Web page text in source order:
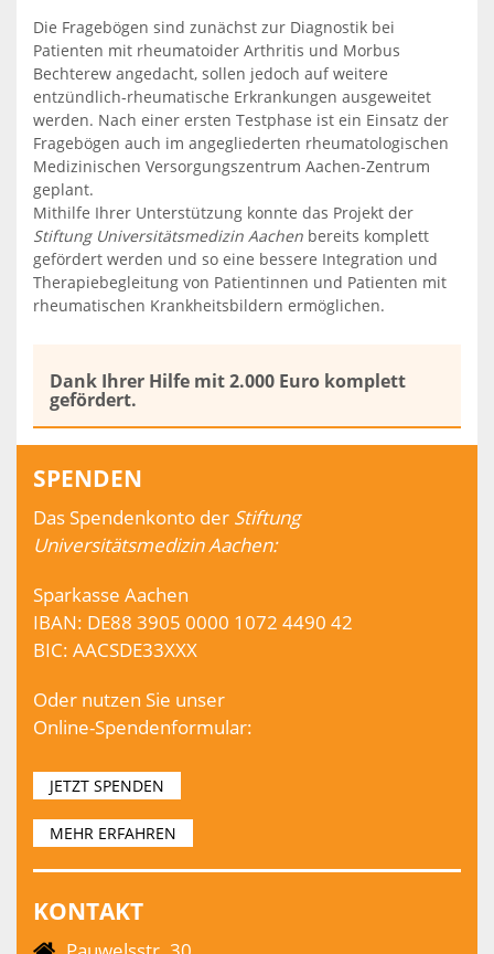
Die Fragebögen sind zunächst zur Diagnostik bei
Patienten mit rheumatoider Arthritis und Morbus
Bechterew angedacht, sollen jedoch auf weitere
entzündlich-rheumatische Erkrankungen ausgeweitet
werden. Nach einer ersten Testphase ist ein Einsatz der
Fragebögen auch im angegliederten rheumatologischen
Medizinischen Versorgungszentrum Aachen-Zentrum
geplant.
Mithilfe Ihrer Unterstützung konnte das Projekt der
Stiftung Universitätsmedizin Aachen bereits komplett
gefördert werden und so eine bessere Integration und
Therapiebegleitung von Patientinnen und Patienten mit
rheumatischen Krankheitsbildern ermöglichen.
Dank Ihrer Hilfe mit 2.000 Euro komplett
gefördert.
SPENDEN
Das Spendenkonto der Stiftung
Universitätsmedizin Aachen:
Sparkasse Aachen
IBAN: DE88 3905 0000 1072 4490 42
BIC: AACSDE33XXX
Oder nutzen Sie unser
Online-Spendenformular:
JETZT SPENDEN
MEHR ERFAHREN
KONTAKT